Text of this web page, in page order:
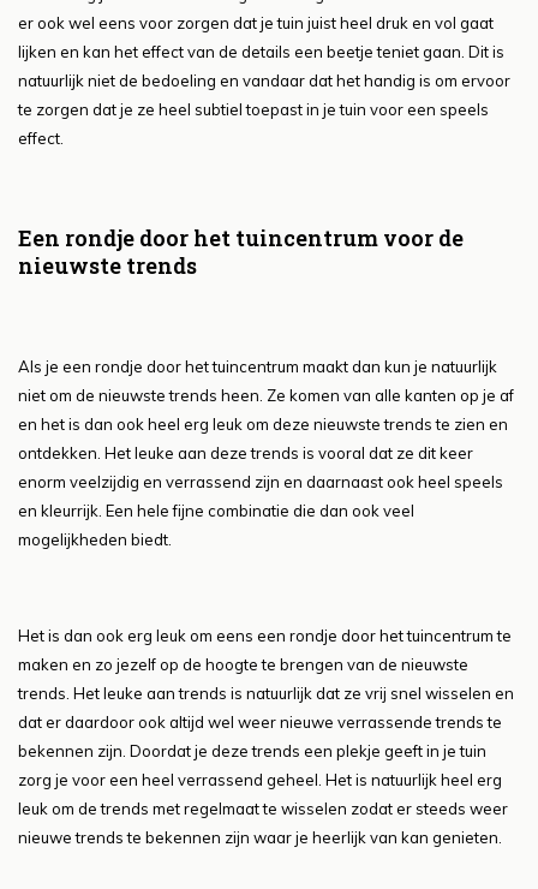
er ook wel eens voor zorgen dat je tuin juist heel druk en vol gaat
lijken en kan het effect van de details een beetje teniet gaan. Dit is
natuurlijk niet de bedoeling en vandaar dat het handig is om ervoor
te zorgen dat je ze heel subtiel toepast in je tuin voor een speels
effect.
Een rondje door het tuincentrum voor de
nieuwste trends
Als je een rondje door het tuincentrum maakt dan kun je natuurlijk
niet om de nieuwste trends heen. Ze komen van alle kanten op je af
en het is dan ook heel erg leuk om deze nieuwste trends te zien en
ontdekken. Het leuke aan deze trends is vooral dat ze dit keer
enorm veelzijdig en verrassend zijn en daarnaast ook heel speels
en kleurrijk. Een hele fijne combinatie die dan ook veel
mogelijkheden biedt.
Het is dan ook erg leuk om eens een rondje door het tuincentrum te
maken en zo jezelf op de hoogte te brengen van de nieuwste
trends. Het leuke aan trends is natuurlijk dat ze vrij snel wisselen en
dat er daardoor ook altijd wel weer nieuwe verrassende trends te
bekennen zijn. Doordat je deze trends een plekje geeft in je tuin
zorg je voor een heel verrassend geheel. Het is natuurlijk heel erg
leuk om de trends met regelmaat te wisselen zodat er steeds weer
nieuwe trends te bekennen zijn waar je heerlijk van kan genieten.